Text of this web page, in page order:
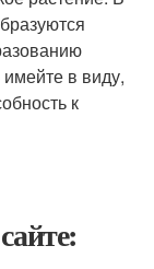
в виду,
к